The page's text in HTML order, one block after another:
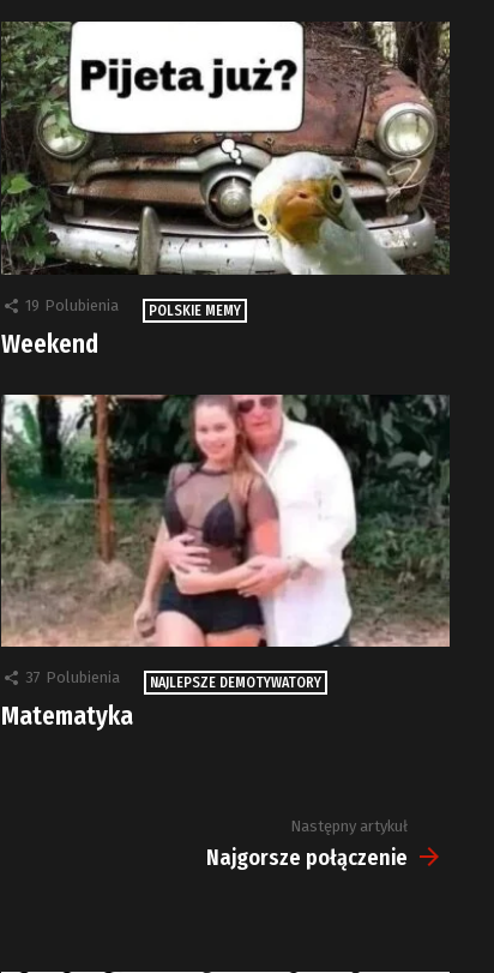
19 Polubienia POLSKIE MEMY
Weekend
37 Polubienia NAJLEPSZE DEMOTYWATORY
Matematyka
Następny artykuł
Najgorsze połączenie